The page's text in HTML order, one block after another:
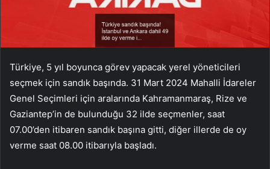
Türkiye, 5 yıl boyunca görev yapacak yerel yöneticileri
seçmek için sandık başında. 31 Mart 2024 Mahalli İdareler
Genel Seçimleri için aralarında Kahramanmaraş, Rize ve
Gaziantep’in de bulunduğu 32 ilde seçmenler, saat
07.00’den itibaren sandık başına gitti, diğer illerde de oy
verme saat 08.00 itibarıyla başladı.